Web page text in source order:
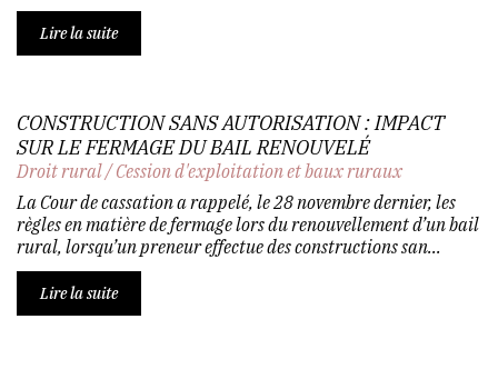
Lire la suite
CONSTRUCTION SANS AUTORISATION : IMPACT
SUR LE FERMAGE DU BAIL RENOUVELÉ
Droit rural/Cession d'exploitation et baux ruraux
La Cour de cassation a rappelé, le 28 novembre dernier, les
règles en matière de fermage lors du renouvellement d’un bail
rural, lorsqu’un preneur effectue des constructions san...
Lire la suite